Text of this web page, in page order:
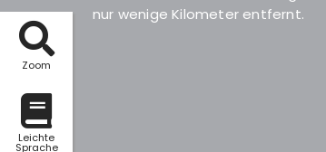
Zoom
Leichte
Sprache
nur wenige Kilometer entfernt.